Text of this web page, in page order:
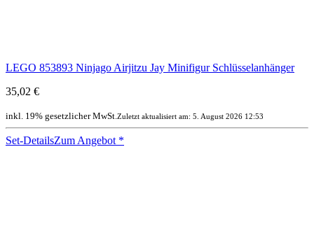
LEGO 853893 Ninjago Airjitzu Jay Minifigur Schlüsselanhänger
35,02 €
inkl. 19% gesetzlicher MwSt.Zuletzt aktualisiert am: 5. August 2026 12:53
Set-DetailsZum Angebot *